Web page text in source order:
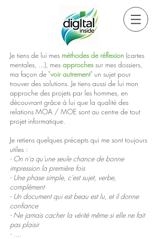
Je tiens de lui mes méthodes de réflexion (cartes
mentales, ...), mes approches sur mes dossiers,
ma façon de "voir autrement" un sujet pour
trouver des solutions. Je tiens aussi de lui mon
approche des projets par les hommes, en
découvrant grâce à lui que la qualité des
relations MOA / MOE sont au centre de tout
projet informatique.
Je retiens quelques précepts qui me sont toujours
utiles :
- On n'a qu'une seule chance de bonne
impression la première fois
- Une phase simple, c'est sujet, verbe,
complément
- Un document qui est beau est lu, et il donne
confiance
- Ne jamais cacher la vérité même si elle ne fait
pas plaisir
- ....